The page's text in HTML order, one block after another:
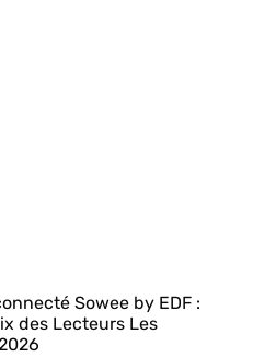
Sowee by EDF :
des Lecteurs Les